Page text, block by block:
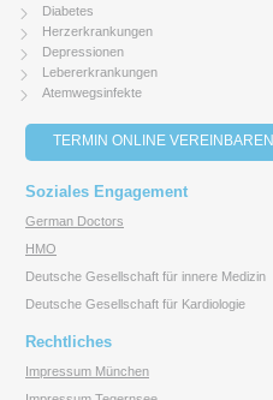
Diabetes
Herzerkrankungen
Depressionen
Lebererkrankungen
Atemwegsinfekte
TERMIN ONLINE VEREINBAREN
Soziales Engagement
German Doctors
HMO
Deutsche Gesellschaft für innere Medizin
Deutsche Gesellschaft für Kardiologie
Rechtliches
Impressum München